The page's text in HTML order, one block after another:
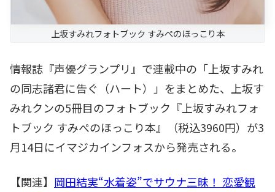
上坂すみれフォトブック すみぺのほっこり本
情報誌『声優グランプリ』で連載中の「上坂すみれ
の同志諸君に告ぐ（ハート）」をまとめた、上坂す
みれクンの5冊目のフォトブック『上坂すみれフォ
トブック すみぺのほっこり本』（税込3960円）が3
月14日にイマジカインフォスから発売される。
【関連】 岡田結実“水着姿”でサウナ三昧！ 恋愛観